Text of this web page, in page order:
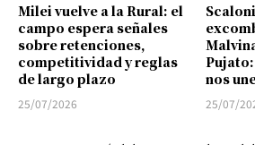
Milei vuelve a la Rural: el
campo espera señales
sobre retenciones,
competitividad y reglas
de largo plazo
25/07/2026
nos
25/07/